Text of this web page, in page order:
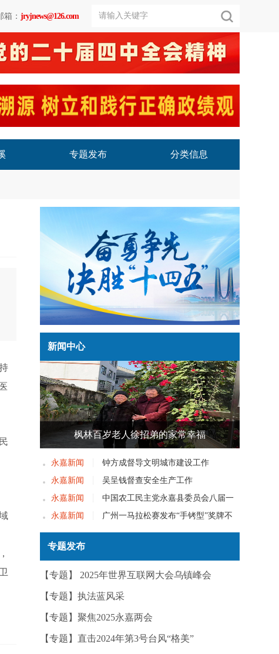
箱： jryjnews@126.com
专题发布 分类信息
新闻中心
枫林百岁老人徐招弟的家常幸福
永嘉新闻
钟方成督导文明城市建设工作
永嘉新闻
吴呈钱督查安全生产工作
永嘉新闻
中国农工民主党永嘉县委员会八届一
次党员大会召开
永嘉新闻
广州一马拉松赛发布“手铐型”奖牌不
实——今日辟谣（2025年12月25日）
专题发布
【专题】 2025年世界互联网大会乌镇峰会
【专题】执法蓝风采
【专题】聚焦2025永嘉两会
【专题】直击2024年第3号台风“格美”